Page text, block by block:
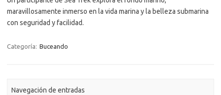
maravillosamente inmerso en la vida marina y la belleza submarina
con seguridad y facilidad.
Categoría: Buceando
Navegación de entradas